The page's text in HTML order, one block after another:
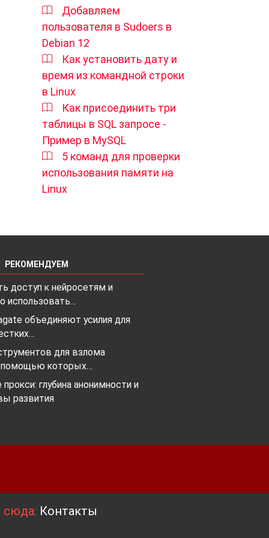
Добавляем
пользователя в Sudoers в
Debian 12
Как установить дату и
время из командной строки
в Linux
Как присоединить три
таблицы в SQL запросе -
Пример в MySQL
5 команд для проверки
использования памяти на
Linux
РЕКОМЕНДУЕМ
доступ к нейросетям и
использовать…
объединяют усилия для
для взлома
помощью которых…
глубина анонимности и
развития
сюда: Контакты